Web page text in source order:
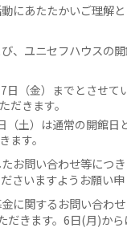
にあたたかいご理解
、ユニセフハウスの
日（金）までとさせて
だきます。
（土）は通常の開館日
ます。
お問い合わせ等につ
さいますようお願い申
に関するお問い合わ
だきます。6日(月)か